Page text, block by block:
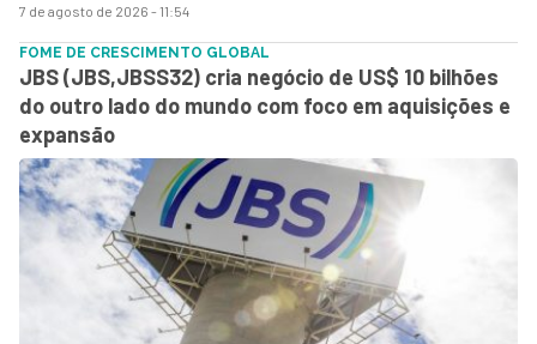
7 de agosto de 2026 - 11:54
FOME DE CRESCIMENTO GLOBAL
JBS (JBS,JBSS32) cria negócio de US$ 10 bilhões
do outro lado do mundo com foco em aquisições e
expansão